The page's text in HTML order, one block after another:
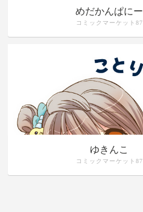
めだかんぱにー
コミックマーケット87
ゆきんこ
コミックマーケット87